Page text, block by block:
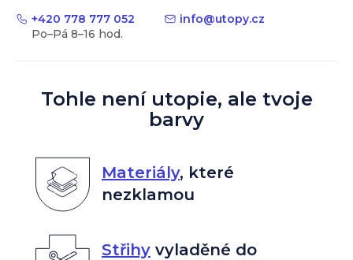
+420 778 777 052 info@utopy.cz
Tohle není utopie, ale tvoje
barvy
Materiály, které
nezklamou
Střihyvyladěné do